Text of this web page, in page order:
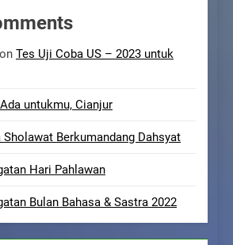
Tes Uji Coba US – 2023 untuk
untukmu, Cianjur
Sholawat Berkumandang Dahsyat
Hari Pahlawan
Bulan Bahasa & Sastra 2022